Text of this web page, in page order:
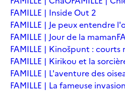
FAMILLE | Inside Out 2
FAMILLE | Je peux entendre
FAMILLE | Jour de la maman
FAMILLE | Kinošpunt :
FAMILLE | Kirikou et la
FAMILLE | L'aventure des
FAMILLE | La fameuse